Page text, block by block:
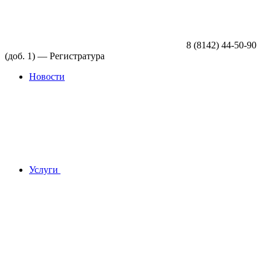
8 (8142) 44-50-90
(доб. 1) — Регистратура
Новости
Услуги